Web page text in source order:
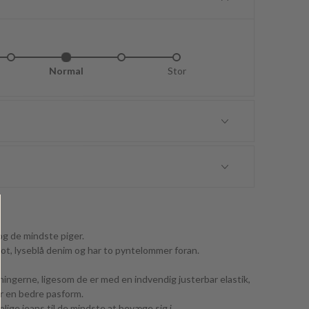
Normal Stor
de mindste piger.
lyseblå denim og har to pyntelommer foran.
ligesom de er med en indvendig justerbar elastik,
en bedre pasform.